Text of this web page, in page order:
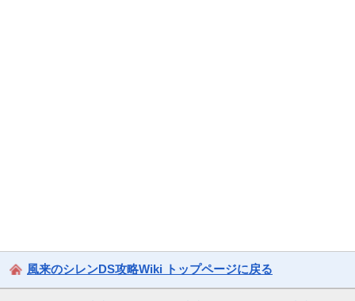
風来のシレンDS攻略Wiki トップページに戻る